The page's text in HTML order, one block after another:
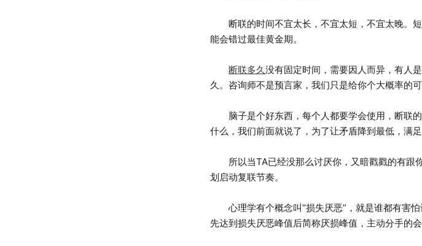
断联的时间不宜太长，不宜太短，不宜太晚。
能会错过最佳黄金期。
断联多久没有固定时间，需要因人而异，有人
久。咨询师不是预言家，我们只是给你个大概率的
脑子是个好东西，每个人都要学会使用，断联的
什么，我们前面就说了，为了让矛盾降到最低，满足
所以当TA已经没那么讨厌你，又暗戳戳的有跟
划启动复联节奏。
心理学有个概念叫“损失厌恶”，就是谁都有害怕
先达到损失厌恶峰值后简称厌损峰值，主动分手的